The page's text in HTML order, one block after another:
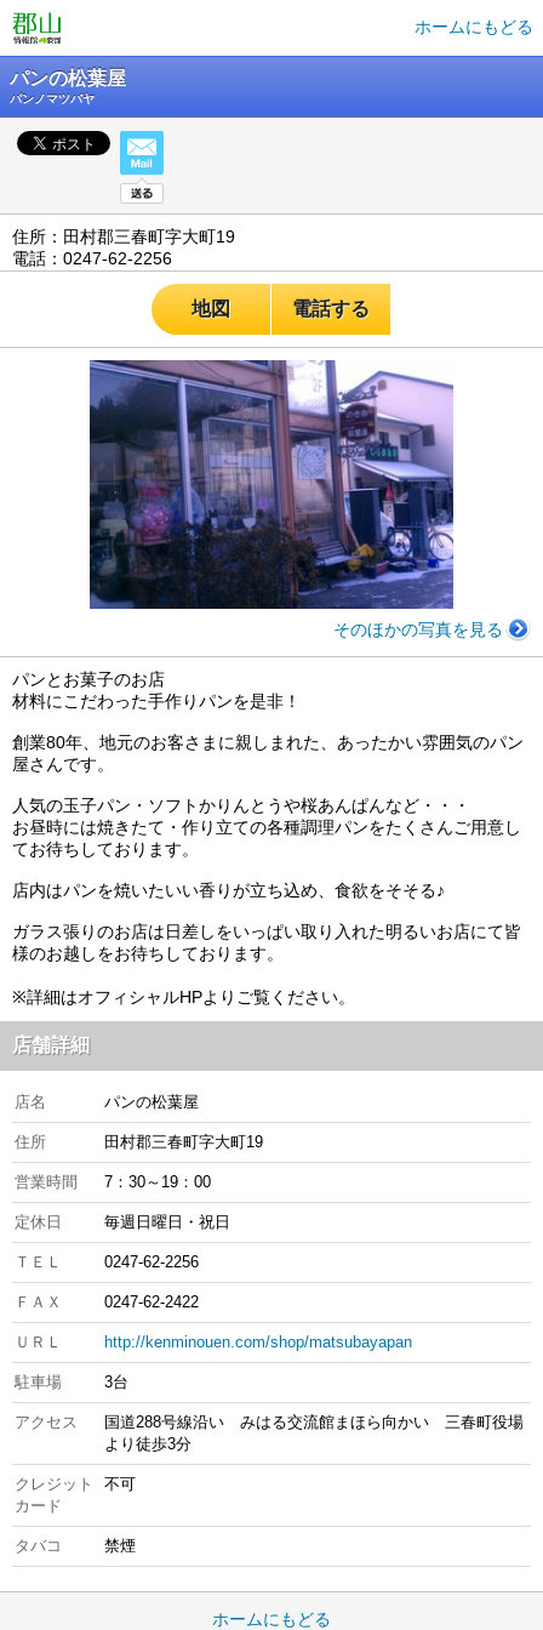
ホームにもどる
パンの松葉屋
パンノマツバヤ
住所：田村郡三春町字大町19
電話：0247-62-2256
地図 電話する
そのほかの写真を見る
パンとお菓子のお店
材料にこだわった手作りパンを是非！
創業80年、地元のお客さまに親しまれた、あったかい雰囲気のパン
屋さんです。
人気の玉子パン・ソフトかりんとうや桜あんぱんなど・・・
お昼時には焼きたて・作り立ての各種調理パンをたくさんご用意し
てお待ちしております。
店内はパンを焼いたいい香りが立ち込め、食欲をそそる♪
ガラス張りのお店は日差しをいっぱい取り入れた明るいお店にて皆
様のお越しをお待ちしております。
※詳細はオフィシャルHPよりご覧ください。
店舗詳細
店名 パンの松葉屋
住所 田村郡三春町字大町19
営業時間 7：30～19：00
定休日 毎週日曜日・祝日
ＴＥＬ 0247-62-2256
ＦＡＸ 0247-62-2422
ＵＲＬ http://kenminouen.com/shop/matsubayapan
駐車場 3台
アクセス
国道288号線沿い みはる交流館まほら向かい 三春町役場
より徒歩3分
クレジット
カード
不可
タバコ 禁煙
ホームにもどる